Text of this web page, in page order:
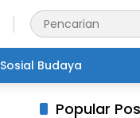
Sosial Budaya
Popular